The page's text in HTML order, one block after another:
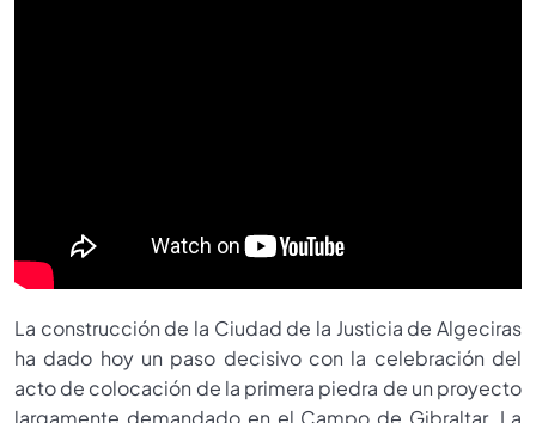
La construcción de la Ciudad de la Justicia de Algeciras
ha dado hoy un paso decisivo con la celebración del
acto de colocación de la primera piedra de un proyecto
largamente demandado en el Campo de Gibraltar. La